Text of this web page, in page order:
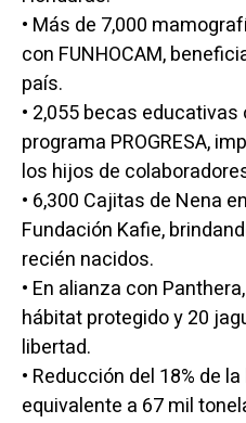
• Más de 7,000
con FUNHOCAM,
país.
• 2,055 becas
programa PROGRESA,
los hijos de
• 6,300 Cajitas de Nena
Fundación Kafie,
recién nacidos.
• En alianza con
hábitat protegido y 20
libertad.
• Reducción del 18% de
equivalente a 67 mil